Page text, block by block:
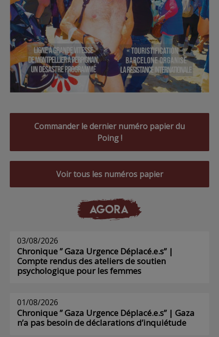
Commander le dernier numéro papier du
Poing !
Voir tous les numéros papier
AGORA
03/08/2026
Chronique ” Gaza Urgence Déplacé.e.s” |
Compte rendus des ateliers de soutien
psychologique pour les femmes
01/08/2026
Chronique ” Gaza Urgence Déplacé.e.s” | Gaza
n’a pas besoin de déclarations d’inquiétude